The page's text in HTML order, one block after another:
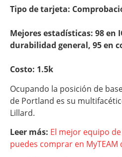
Tipo de tarjeta:
Mejores estadísticas: 98 en
durabilidad general, 95 en
Costo: 1.5k
Ocupando la posición de
de Portland es su
Lillard.
Leer más: El mejor equipo
puedes comprar en MyTEAM